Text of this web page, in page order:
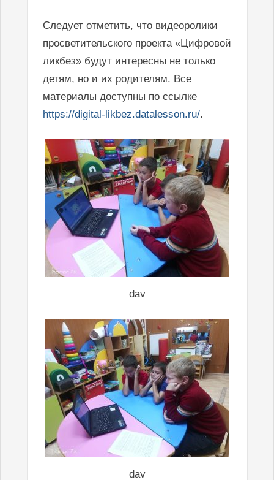
Следует отметить, что видеоролики
просветительского проекта «Цифровой
ликбез» будут интересны не только
детям, но и их родителям. Все
материалы доступны по ссылке
https://digital-likbez.datalesson.ru/.
dav
dav